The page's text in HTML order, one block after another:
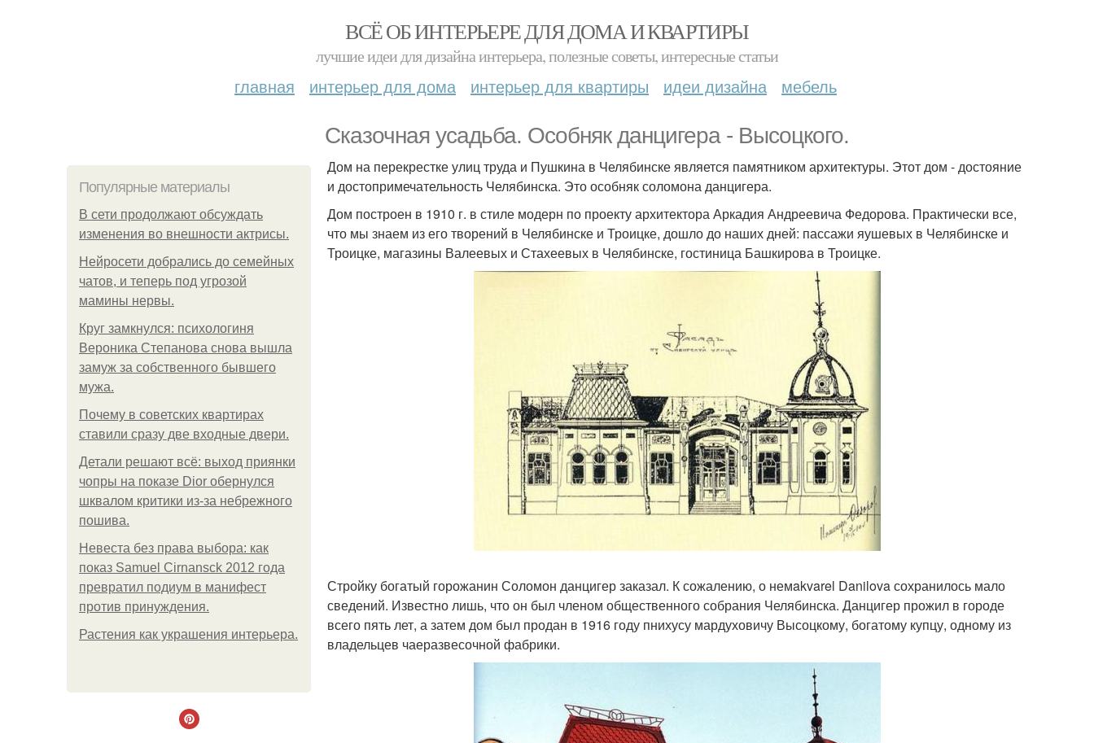
ВСЁ ОБ ИНТЕРЬЕРЕ ДЛЯ ДОМА И КВАРТИРЫ
лучшие идеи для дизайна интерьера, полезные советы, интересные статьи
главная интерьер для дома интерьер для квартиры идеи дизайна мебель
Сказочная усадьба. Особняк данцигера - Высоцкого.
Популярные материалы
В сети продолжают обсуждать
изменения во внешности актрисы.
Нейросети добрались до семейных
чатов, и теперь под угрозой
мамины нервы.
Круг замкнулся: психологиня
Вероника Степанова снова вышла
замуж за собственного бывшего
мужа.
Почему в советских квартирах
ставили сразу две входные двери.
Детали решают всё: выход приянки
чопры на показе Dior обернулся
шквалом критики из-за небрежного
пошива.
Невеста без права выбора: как
показ Samuel Cirnansck 2012 года
превратил подиум в манифест
против принуждения.
Растения как украшения интерьера.
Дом на перекрестке улиц труда и Пушкина в Челябинске является памятником архитектуры. Этот дом - достояние
и достопримечательность Челябинска. Это особняк соломона данцигера.
Дом построен в 1910 г. в стиле модерн по проекту архитектора Аркадия Андреевича Федорова. Практически все,
что мы знаем из его творений в Челябинске и Троицке, дошло до наших дней: пассажи яушевых в Челябинске и
Троицке, магазины Валеевых и Стахеевых в Челябинске, гостиница Башкирова в Троицке.
Стройку богатый горожанин Соломон данцигер заказал. К сожалению, о немakvarel Danilova сохранилось мало
сведений. Известно лишь, что он был членом общественного собрания Челябинска. Данцигер прожил в городе
всего пять лет, а затем дом был продан в 1916 году пнихусу мардуховичу Высоцкому, богатому купцу, одному из
владельцев чаеразвесочной фабрики.